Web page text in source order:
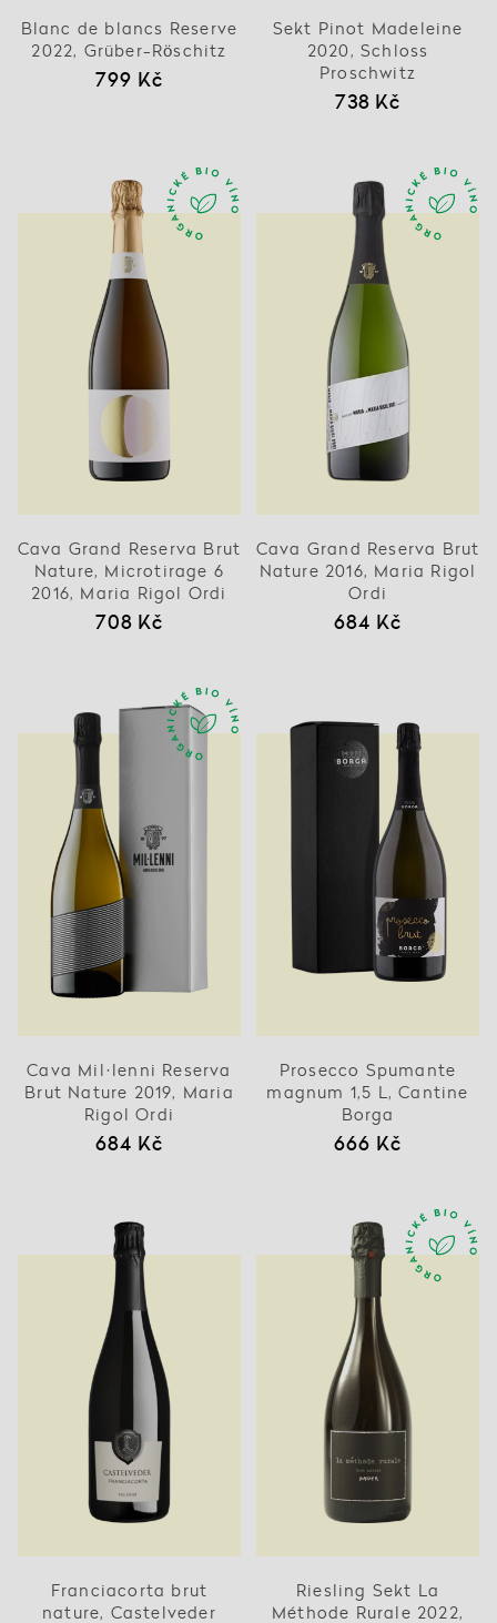
Blanc de blancs Reserve
2022, Grüber-Röschitz
799 Kč
Sekt Pinot Madeleine
2020, Schloss
Proschwitz
738 Kč
Cava Grand Reserva Brut
Nature, Microtirage 6
2016, Maria Rigol Ordi
708 Kč
Cava Grand Reserva Brut
Nature 2016, Maria Rigol
Ordi
684 Kč
Cava Mil·lenni Reserva
Brut Nature 2019, Maria
Rigol Ordi
684 Kč
Prosecco Spumante
magnum 1,5 L, Cantine
Borga
666 Kč
Franciacorta brut
nature, Castelveder
Riesling Sekt La
Méthode Rurale 2022,